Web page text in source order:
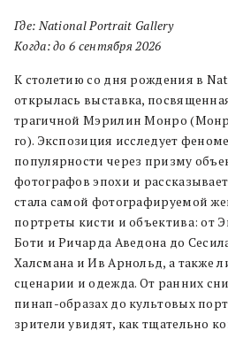
Где: National Portrait Gallery
Когда: до 6 сентября 2026
К столетию со дня рождения в
открылась выставка,
трагичной Мэрилин Монро
го). Экспозиция исследует
популярности через призму
фотографов эпохи и
стала самой фотографируемой
портреты кисти и объектива: от
Боти и Ричарда Аведона до
Халсмана и Ив Арнольд, а также
сценарии и одежда. От ранних
пинап-образах до культовых
зрители увидят, как тщательно